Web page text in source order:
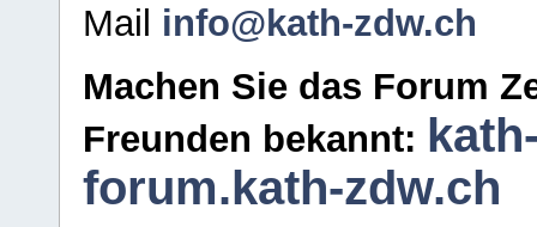
Mail info@kath-zdw.ch
Machen Sie das Forum
Freunden bekannt:
forum.kath-zdw.ch